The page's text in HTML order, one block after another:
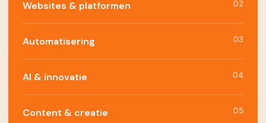
Websites & platformen 02
Automatisering 03
AI & innovatie 04
Content & creatie 05